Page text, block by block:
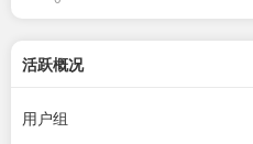
活跃概况
用户组